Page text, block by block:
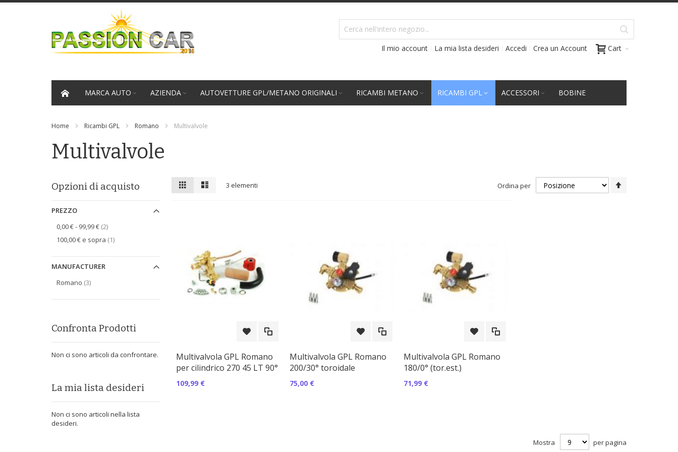
contenuto
Cart
Il mio account La mia lista desideri Accedi Crea un Account
MARCA AUTO AZIENDA AUTOVETTURE GPL/METANO ORIGINALI RICAMBI METANO RICAMBI GPL ACCESSORI BOBINE
Home Ricambi GPL Romano Multivalvole
Multivalvole
Mostra
come
Griglia 3 elementi Ordina per
Multivalvola GPL Romano
per cilindrico 270 45 LT 90°
109,99 €
Multivalvola GPL Romano
200/30° toroidale
75,00 €
Multivalvola GPL Romano
180/0° (tor.est.)
71,99 €
Mostra per pagina
Opzioni di acquisto
PREZZO
0,00 €- 99,99 € 2oggetti
100,00 € e sopra 1oggetto
MANUFACTURER
Romano 3oggetti
Confronta Prodotti
Non ci sono articoli da confrontare.
La mia lista desideri
Non ci sono articoli nella lista
desideri.